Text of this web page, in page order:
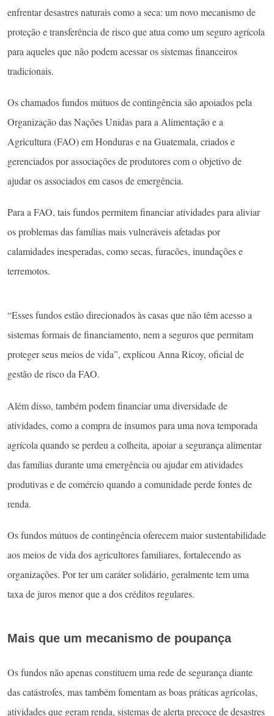
enfrentar desastres naturais como a seca: um novo mecanismo de
proteção e transferência de risco que atua como um seguro agrícola
para aqueles que não podem acessar os sistemas financeiros
tradicionais.
Os chamados fundos mútuos de contingência são apoiados pela
Organização das Nações Unidas para a Alimentação e a
Agricultura (FAO) em Honduras e na Guatemala, criados e
gerenciados por associações de produtores com o objetivo de
ajudar os associados em casos de emergência.
Para a FAO, tais fundos permitem financiar atividades para aliviar
os problemas das famílias mais vulneráveis afetadas por
calamidades inesperadas, como secas, furacões, inundações e
terremotos.
“Esses fundos estão direcionados às casas que não têm acesso a
sistemas formais de financiamento, nem a seguros que permitam
proteger seus meios de vida”, explicou Anna Ricoy, oficial de
gestão de risco da FAO.
Além disso, também podem financiar uma diversidade de
atividades, como a compra de insumos para uma nova temporada
agrícola quando se perdeu a colheita, apoiar a segurança alimentar
das famílias durante uma emergência ou ajudar em atividades
produtivas e de comércio quando a comunidade perde fontes de
renda.
Os fundos mútuos de contingência oferecem maior sustentabilidade
aos meios de vida dos agricultores familiares, fortalecendo as
organizações. Por ter um caráter solidário, geralmente tem uma
taxa de juros menor que a dos créditos regulares.
Mais que um mecanismo de poupança
Os fundos não apenas constituem uma rede de segurança diante
das catástrofes, mas também fomentam as boas práticas agrícolas,
atividades que geram renda, sistemas de alerta precoce de desastres